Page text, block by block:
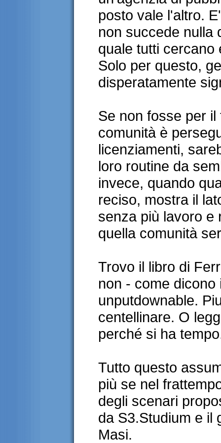
posto vale l'altro.
non succede nulla
quale tutti cercano
Solo per questo,
disperatamente
Se non fosse per
comunità è
licenziamenti,
loro routine da
invece, quando
reciso, mostra il
senza più lavoro e
quella comunità
Trovo il libro di
non - come
unputdownable.
centellinare. O
perché si ha
Tutto questo
più se nel
degli scenari
da S3.Studium e il
Masi.